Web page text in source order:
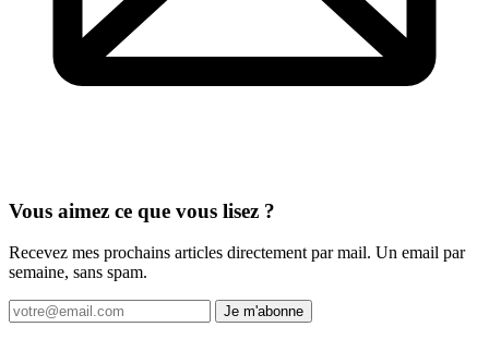
Vous aimez ce que vous lisez ?
Recevez mes prochains articles directement par mail. Un email par
semaine, sans spam.
Je m'abonne